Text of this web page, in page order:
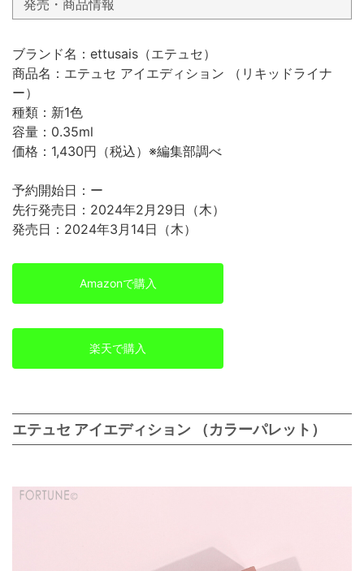
発売・商品情報
ブランド名：ettusais（エテュセ）
商品名：エテュセ アイエディション （リキッドライナ
ー）
種類：新1色
容量：0.35ml
価格：1,430円（税込）※編集部調べ
予約開始日：ー
先行発売日：2024年2月29日（木）
発売日：2024年3月14日（木）
Amazonで購入
楽天で購入
エテュセ アイエディション （カラーパレット）